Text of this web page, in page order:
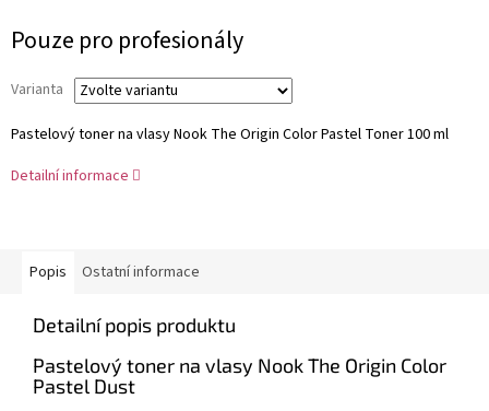
cena:
Pouze pro profesionály
Varianta
Pastelový toner na vlasy Nook The Origin Color Pastel Toner 100 ml
Detailní informace
Popis Ostatní informace
Detailní popis produktu
Pastelový toner na vlasy Nook The Origin Color
Pastel Dust